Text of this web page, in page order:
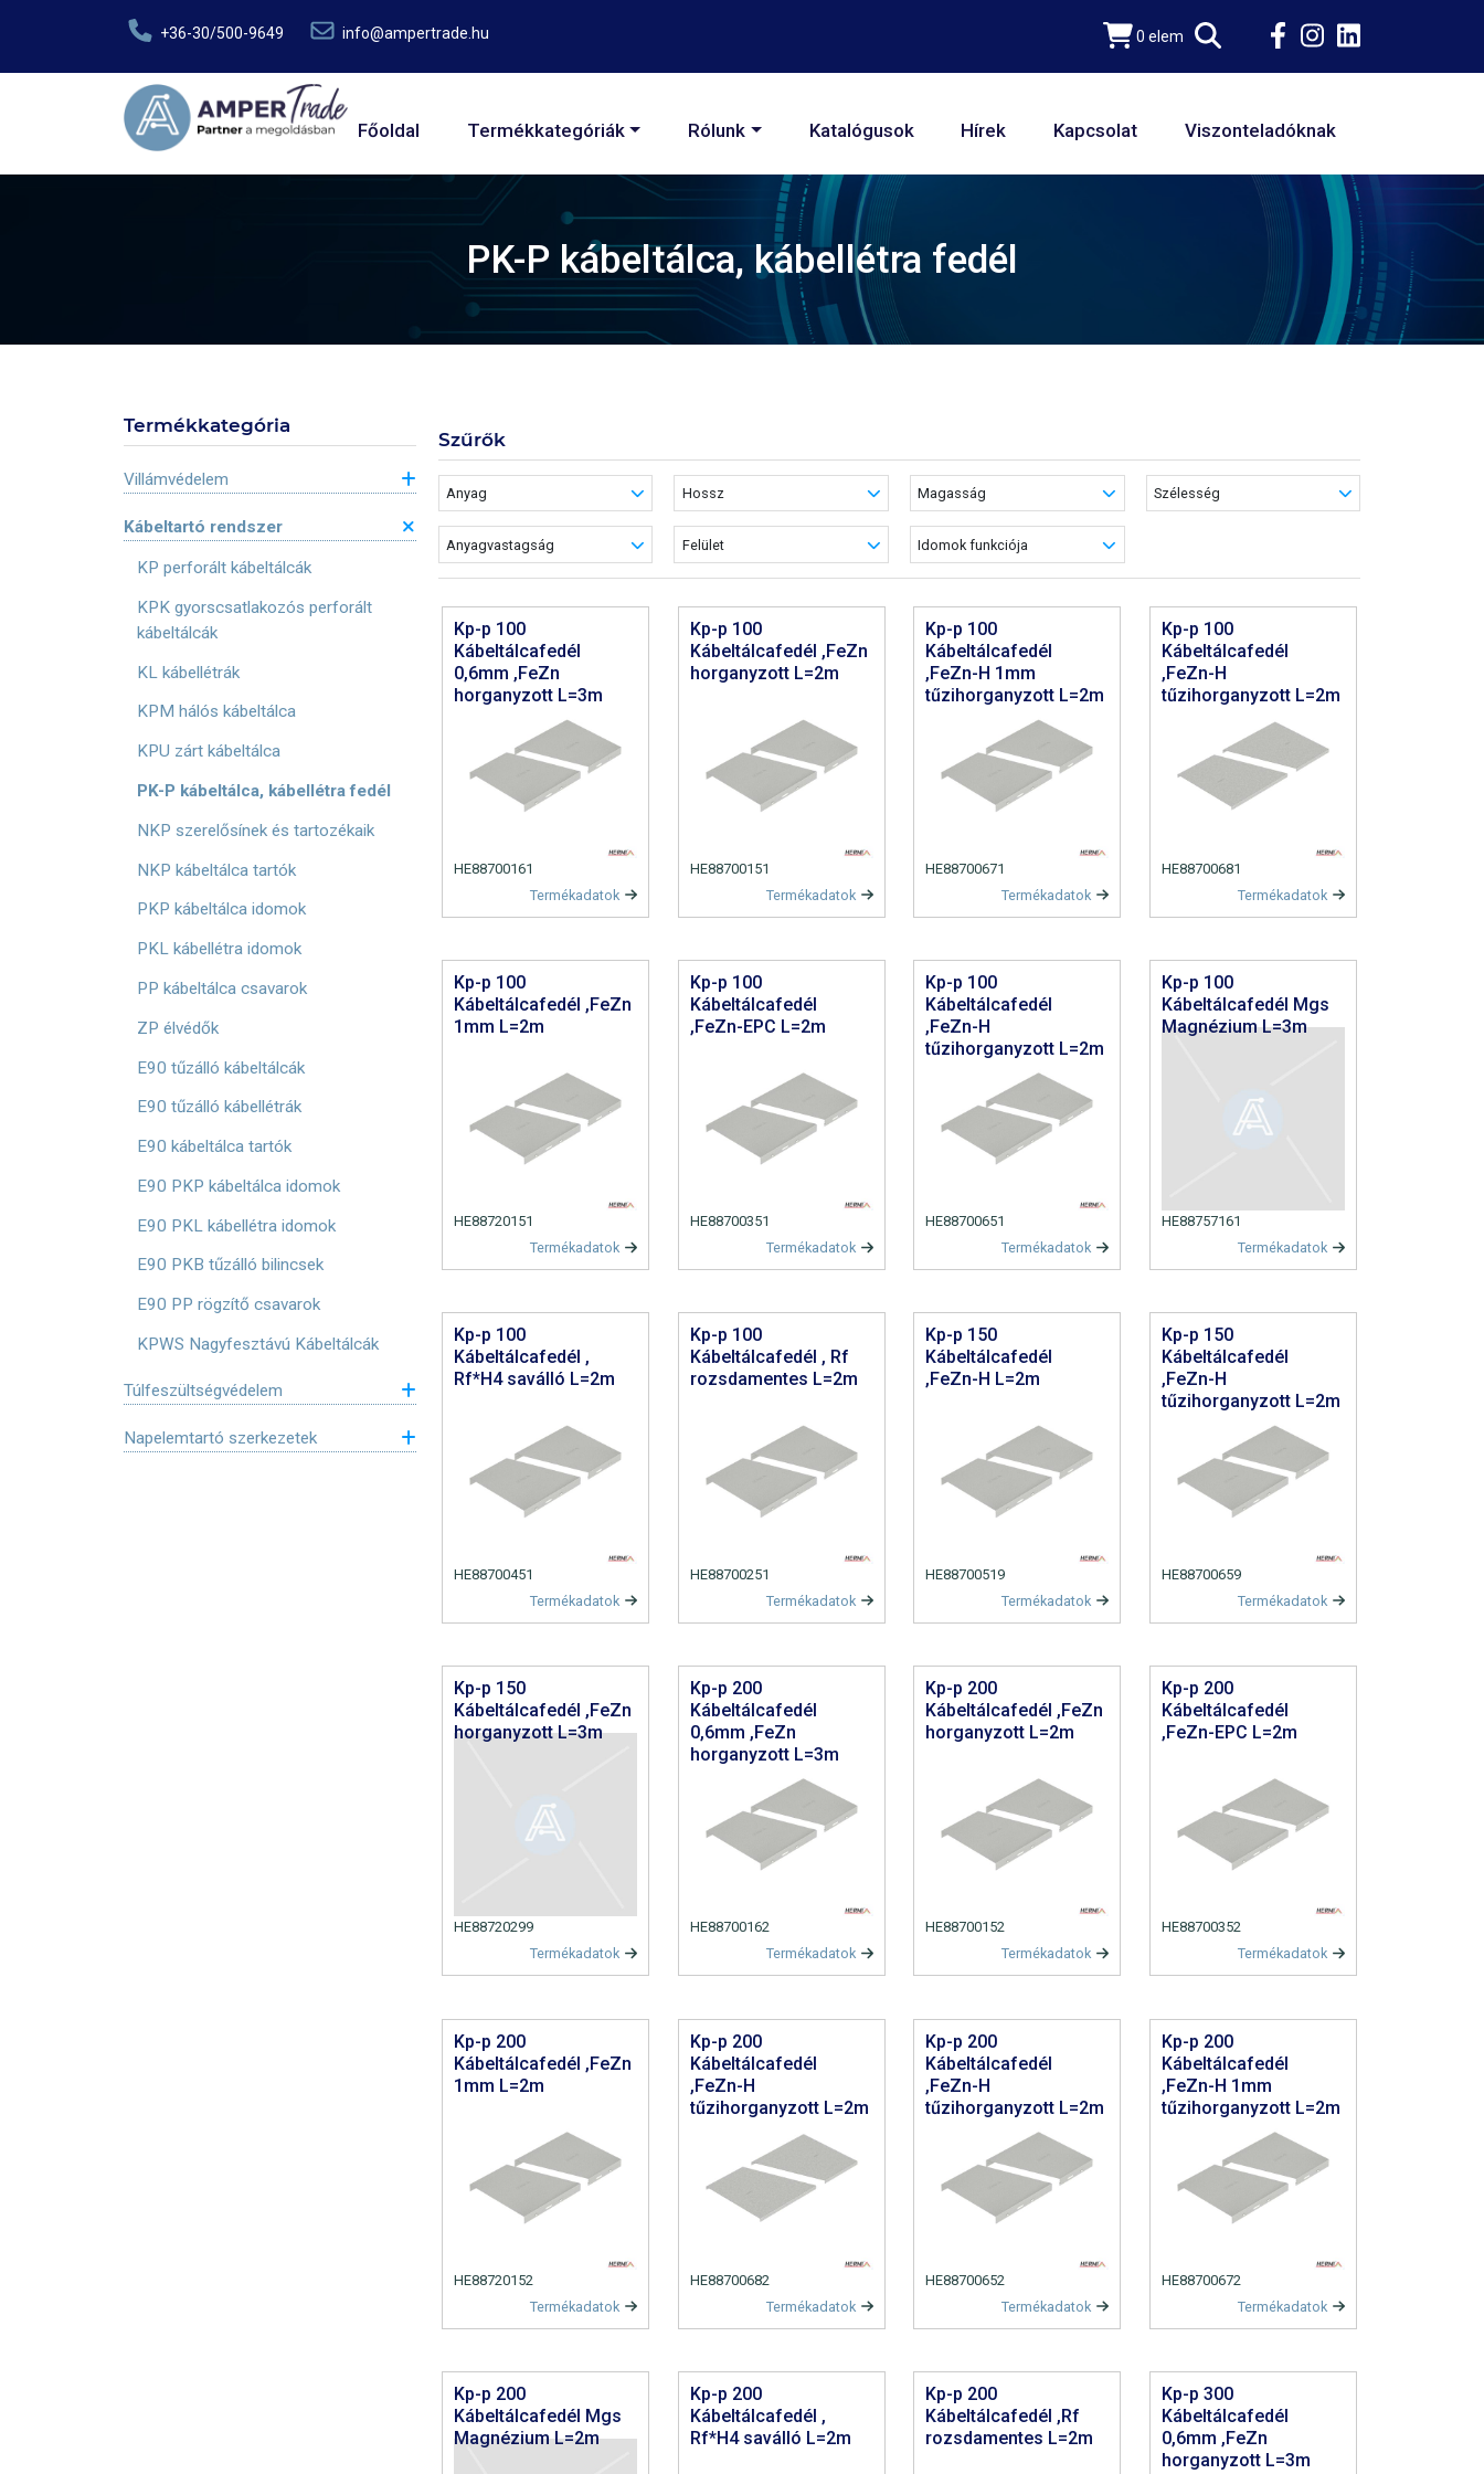
+36-30/500-9649 info@ampertrade.hu 0 elem
Fő navigáció
Főoldal Termékkategóriák Rólunk Katalógusok Hírek Kapcsolat Viszonteladóknak
PK-P kábeltálca, kábellétra fedél
Termékkategória
Villámvédelem
Kábeltartó rendszer
KP perforált kábeltálcák
KPK gyorscsatlakozós perforált
kábeltálcák
KL kábellétrák
KPM hálós kábeltálca
KPU zárt kábeltálca
PK-P kábeltálca, kábellétra fedél
NKP szerelősínek és tartozékaik
NKP kábeltálca tartók
PKP kábeltálca idomok
PKL kábellétra idomok
PP kábeltálca csavarok
ZP élvédők
E90 tűzálló kábeltálcák
E90 tűzálló kábellétrák
E90 kábeltálca tartók
E90 PKP kábeltálca idomok
E90 PKL kábellétra idomok
E90 PKB tűzálló bilincsek
E90 PP rögzítő csavarok
KPWS Nagyfesztávú Kábeltálcák
Túlfeszültségvédelem
Napelemtartó szerkezetek
Szűrők
Anyag Hossz Magasság Szélesség
Anyagvastagság Felület Idomok funkciója
Kp-p 100
Kábeltálcafedél
0,6mm ,FeZn
horganyzott L=3m
HE88700161
Termékadatok
Kp-p 100
Kábeltálcafedél ,FeZn
horganyzott L=2m
HE88700151
Termékadatok
Kp-p 100
Kábeltálcafedél
,FeZn-H 1mm
tűzihorganyzott L=2m
HE88700671
Termékadatok
Kp-p 100
Kábeltálcafedél
,FeZn-H
tűzihorganyzott L=2m
HE88700681
Termékadatok
Kp-p 100
Kábeltálcafedél ,FeZn
1mm L=2m
HE88720151
Termékadatok
Kp-p 100
Kábeltálcafedél
,FeZn-EPC L=2m
HE88700351
Termékadatok
Kp-p 100
Kábeltálcafedél
,FeZn-H
tűzihorganyzott L=2m
HE88700651
Termékadatok
Kp-p 100
Kábeltálcafedél Mgs
Magnézium L=3m
HE88757161
Termékadatok
Kp-p 100
Kábeltálcafedél ,
Rf*H4 saválló L=2m
HE88700451
Termékadatok
Kp-p 100
Kábeltálcafedél , Rf
rozsdamentes L=2m
HE88700251
Termékadatok
Kp-p 150
Kábeltálcafedél
,FeZn-H L=2m
HE88700519
Termékadatok
Kp-p 150
Kábeltálcafedél
,FeZn-H
tűzihorganyzott L=2m
HE88700659
Termékadatok
Kp-p 150
Kábeltálcafedél ,FeZn
horganyzott L=3m
HE88720299
Termékadatok
Kp-p 200
Kábeltálcafedél
0,6mm ,FeZn
horganyzott L=3m
HE88700162
Termékadatok
Kp-p 200
Kábeltálcafedél ,FeZn
horganyzott L=2m
HE88700152
Termékadatok
Kp-p 200
Kábeltálcafedél
,FeZn-EPC L=2m
HE88700352
Termékadatok
Kp-p 200
Kábeltálcafedél ,FeZn
1mm L=2m
HE88720152
Termékadatok
Kp-p 200
Kábeltálcafedél
,FeZn-H
tűzihorganyzott L=2m
HE88700682
Termékadatok
Kp-p 200
Kábeltálcafedél
,FeZn-H
tűzihorganyzott L=2m
HE88700652
Termékadatok
Kp-p 200
Kábeltálcafedél
,FeZn-H 1mm
tűzihorganyzott L=2m
HE88700672
Termékadatok
Kp-p 200
Kábeltálcafedél Mgs
Magnézium L=2m
Kp-p 200
Kábeltálcafedél ,
Rf*H4 saválló L=2m
Kp-p 200
Kábeltálcafedél ,Rf
rozsdamentes L=2m
Kp-p 300
Kábeltálcafedél
0,6mm ,FeZn
horganyzott L=3m